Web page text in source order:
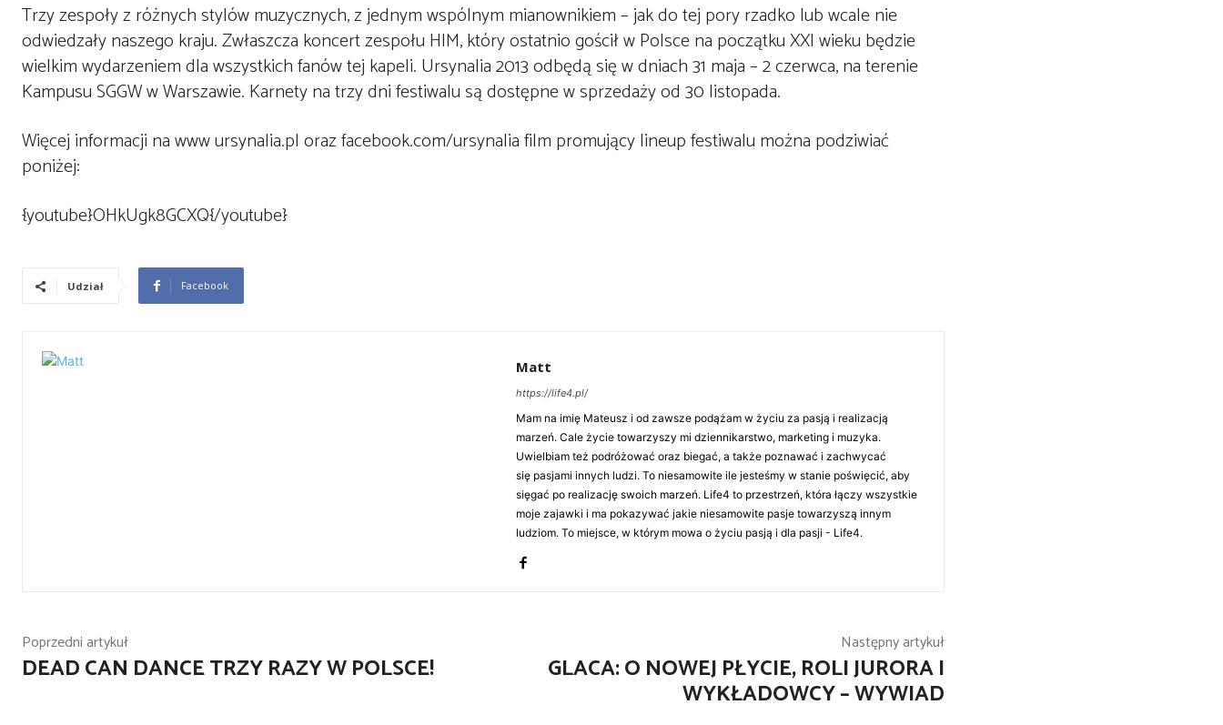
Trzy zespoły z różnych stylów muzycznych, z jednym wspólnym mianownikiem – jak do tej pory rzadko lub wcale nie
odwiedzały naszego kraju. Zwłaszcza koncert zespołu HIM, który ostatnio gościł w Polsce na początku XXI wieku będzie
wielkim wydarzeniem dla wszystkich fanów tej kapeli. Ursynalia 2013 odbędą się w dniach 31 maja – 2 czerwca, na terenie
Kampusu SGGW w Warszawie. Karnety na trzy dni festiwalu są dostępne w sprzedaży od 30 listopada.
Więcej informacji na www ursynalia.pl oraz facebook.com/ursynalia film promujący lineup festiwalu można podziwiać
poniżej:
{youtube}OHkUgk8GCXQ{/youtube}
Udział Facebook
Matt
https://life4.pl/
Mam na imię Mateusz i od zawsze podążam w życiu za pasją i realizacją
marzeń. Cale życie towarzyszy mi dziennikarstwo, marketing i muzyka.
Uwielbiam też podróżować oraz biegać, a także poznawać i zachwycać
się pasjami innych ludzi. To niesamowite ile jesteśmy w stanie poświęcić, aby
sięgać po realizację swoich marzeń. Life4 to przestrzeń, która łączy wszystkie
moje zajawki i ma pokazywać jakie niesamowite pasje towarzyszą innym
ludziom. To miejsce, w którym mowa o życiu pasją i dla pasji - Life4.
Poprzedni artykuł
DEAD CAN DANCE TRZY RAZY W POLSCE!
Następny artykuł
GLACA: O NOWEJ PŁYCIE, ROLI JURORA I
WYKŁADOWCY – WYWIAD